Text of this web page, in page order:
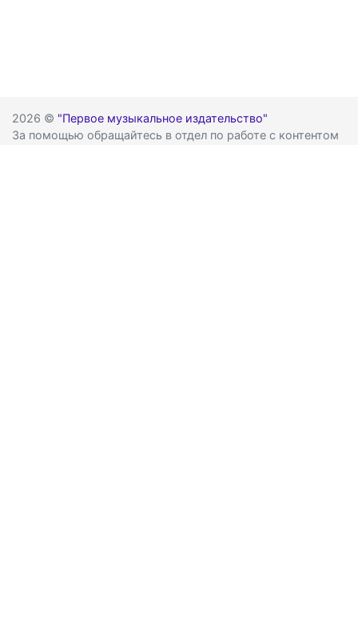
2026 © "Первое музыкальное издательство"
За помощью обращайтесь в отдел по работе с контентом